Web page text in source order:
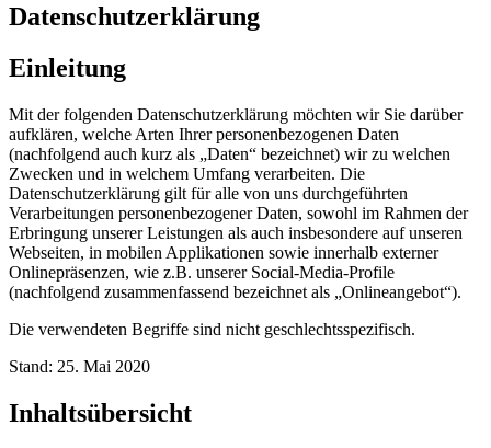
Datenschutzerklärung
Einleitung
Mit der folgenden Datenschutzerklärung möchten wir Sie darüber
aufklären, welche Arten Ihrer personenbezogenen Daten
(nachfolgend auch kurz als „Daten“ bezeichnet) wir zu welchen
Zwecken und in welchem Umfang verarbeiten. Die
Datenschutzerklärung gilt für alle von uns durchgeführten
Verarbeitungen personenbezogener Daten, sowohl im Rahmen der
Erbringung unserer Leistungen als auch insbesondere auf unseren
Webseiten, in mobilen Applikationen sowie innerhalb externer
Onlinepräsenzen, wie z.B. unserer Social-Media-Profile
(nachfolgend zusammenfassend bezeichnet als „Onlineangebot“).
Die verwendeten Begriffe sind nicht geschlechtsspezifisch.
Stand: 25. Mai 2020
Inhaltsübersicht